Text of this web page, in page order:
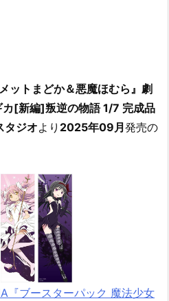
ットまどか＆悪魔ほむら』劇
[新編]叛逆の物語 1/7 完成品
タジオより 2025年09月発売の
『ブースターパック 魔法少女